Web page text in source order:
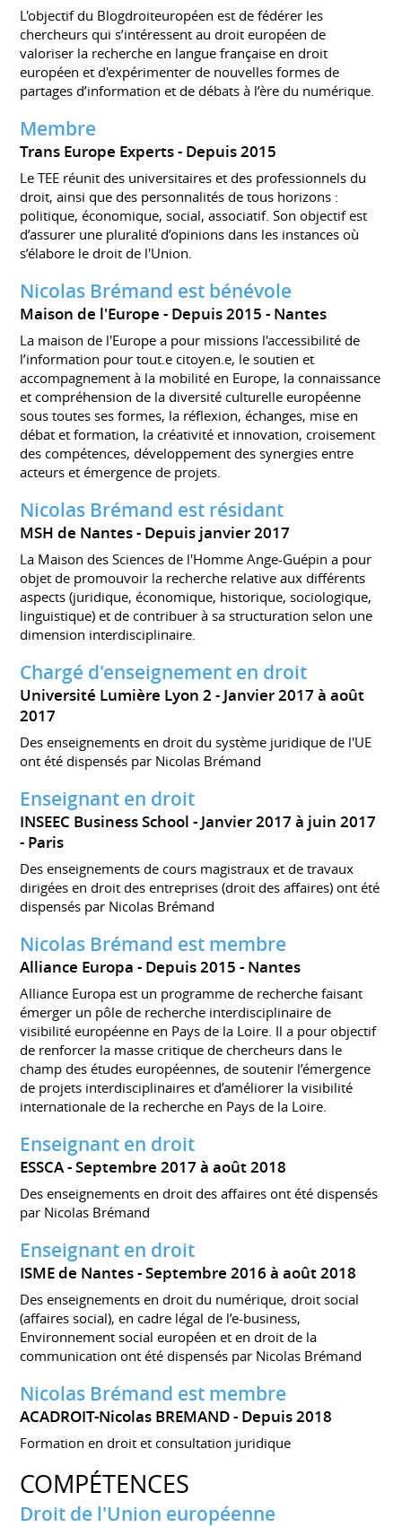
L'objectif du Blogdroiteuropéen est de fédérer les
chercheurs qui s’intéressent au droit européen de
valoriser la recherche en langue française en droit
européen et d'expérimenter de nouvelles formes de
partages d’information et de débats à l’ère du numérique.
Membre
Trans Europe Experts Depuis 2015
Le TEE réunit des universitaires et des professionnels du
droit, ainsi que des personnalités de tous horizons :
politique, économique, social, associatif. Son objectif est
d’assurer une pluralité d’opinions dans les instances où
s’élabore le droit de l'Union.
Nicolas Brémand est bénévole
Maison de l'Europe Depuis 2015 Nantes
La maison de l'Europe a pour missions l'accessibilité de
l’information pour tout.e citoyen.e, le soutien et
accompagnement à la mobilité en Europe, la connaissance
et compréhension de la diversité culturelle européenne
sous toutes ses formes, la réflexion, échanges, mise en
débat et formation, la créativité et innovation, croisement
des compétences, développement des synergies entre
acteurs et émergence de projets.
Nicolas Brémand est résidant
MSH de Nantes Depuis janvier 2017
La Maison des Sciences de l'Homme Ange-Guépin a pour
objet de promouvoir la recherche relative aux différents
aspects (juridique, économique, historique, sociologique,
linguistique) et de contribuer à sa structuration selon une
dimension interdisciplinaire.
Chargé d'enseignement en droit
Université Lumière Lyon 2
Janvier 2017 à août
2017
Des enseignements en droit du système juridique de l'UE
ont été dispensés par Nicolas Brémand
Enseignant en droit
INSEEC Business School
Janvier 2017 à juin 2017
Paris
Des enseignements de cours magistraux et de travaux
dirigées en droit des entreprises (droit des affaires) ont été
dispensés par Nicolas Brémand
Nicolas Brémand est membre
Alliance Europa Depuis 2015 Nantes
Alliance Europa est un programme de recherche faisant
émerger un pôle de recherche interdisciplinaire de
visibilité européenne en Pays de la Loire. Il a pour objectif
de renforcer la masse critique de chercheurs dans le
champ des études européennes, de soutenir l’émergence
de projets interdisciplinaires et d’améliorer la visibilité
internationale de la recherche en Pays de la Loire.
Enseignant en droit
ESSCA Septembre 2017 à août 2018
Des enseignements en droit des affaires ont été dispensés
par Nicolas Brémand
Enseignant en droit
ISME de Nantes Septembre 2016 à août 2018
Des enseignements en droit du numérique, droit social
(affaires social), en cadre légal de l’e-business,
Environnement social européen et en droit de la
communication ont été dispensés par Nicolas Brémand
Nicolas Brémand est membre
ACADROIT-Nicolas BREMAND Depuis 2018
Formation en droit et consultation juridique
COMPÉTENCES
Droit de l'Union européenne